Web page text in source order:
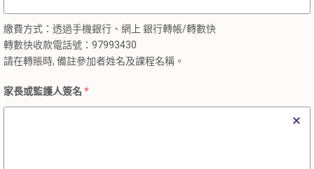
繳費方式：透過手機銀行、網上 銀行轉帳/轉數快
轉數快收款電話號：97993430
請在轉賬時, 備註參加者姓名及課程名稱。
家長或監護人簽名 *